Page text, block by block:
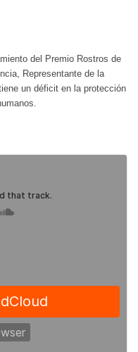
del Premio Rostros de
Representante de la
un déficit en la protección